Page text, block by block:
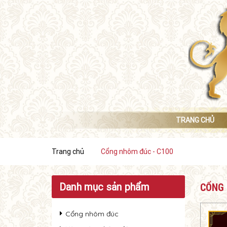
TRANG CHỦ
Trang chủ Cổng nhôm đúc - C100
Danh mục sản phẩm
Cổng nhôm đúc